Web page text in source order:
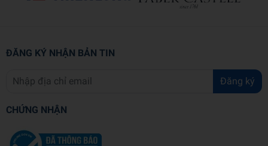
ĐĂNG KÝ NHẬN BẢN TIN
Đăng ký
CHỨNG NHẬN